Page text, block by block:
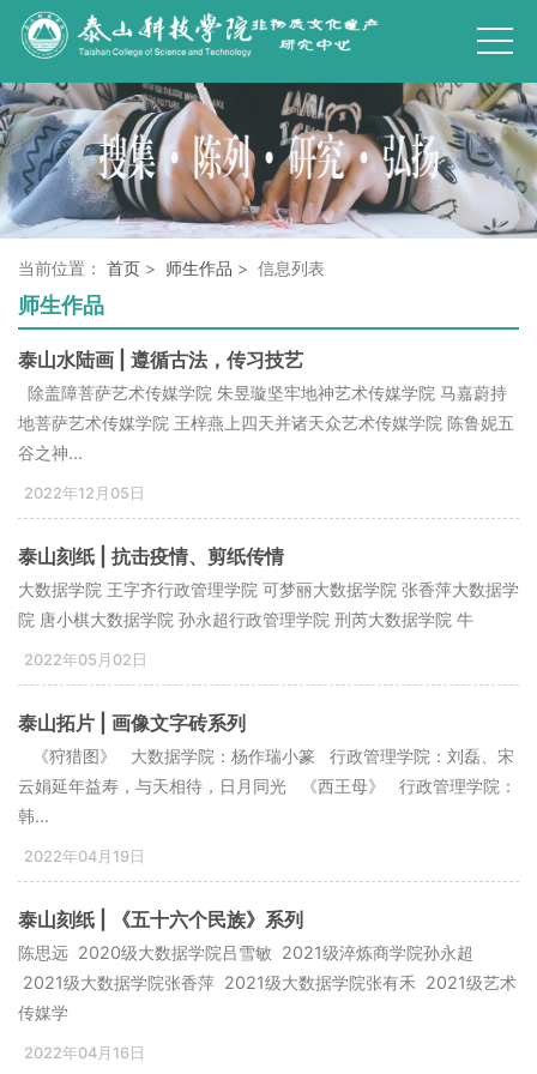
当前位置： 首页 > 师生作品 > 信息列表
师生作品
泰山水陆画 | 遵循古法，传习技艺
除盖障菩萨艺术传媒学院 朱昱璇坚牢地神艺术传媒学院 马嘉蔚持
地菩萨艺术传媒学院 王梓燕上四天并诸天众艺术传媒学院 陈鲁妮五
谷之神...
2022年12月05日
泰山刻纸 | 抗击疫情、剪纸传情
大数据学院 王字齐行政管理学院 可梦丽大数据学院 张香萍大数据学
院 唐小棋大数据学院 孙永超行政管理学院 刑芮大数据学院 牛
2022年05月02日
泰山拓片 | 画像文字砖系列
《狩猎图》 大数据学院：杨作瑞小篆 行政管理学院：刘磊、宋
云娟延年益寿，与天相待，日月同光 《西王母》 行政管理学院：
韩...
2022年04月19日
泰山刻纸 | 《五十六个民族》系列
陈思远 2020级大数据学院吕雪敏 2021级淬炼商学院孙永超
2021级大数据学院张香萍 2021级大数据学院​张有禾 2021级艺术
传媒学
2022年04月16日